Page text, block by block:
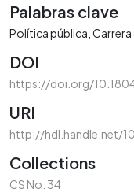
Palabras clave
Política pública
DOI
https://doi.org/
URI
http://hdl.handle.net/
Collections
CS No. 34